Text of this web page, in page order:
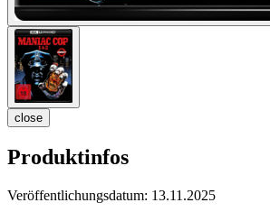
close
Produktinfos
Veröffentlichungsdatum: 13.11.2025